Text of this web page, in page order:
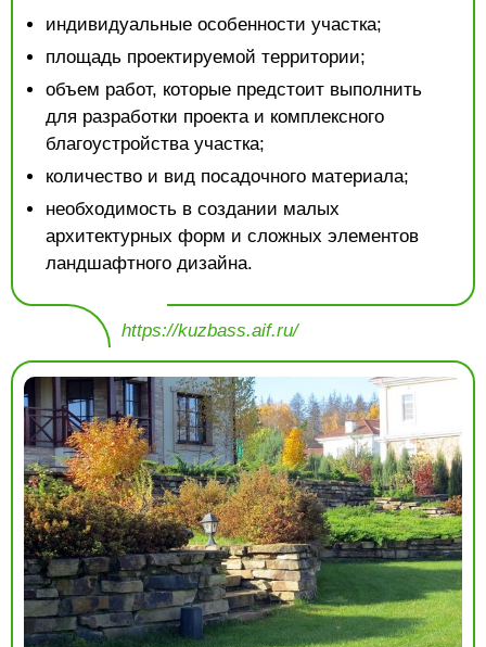
индивидуальные особенности участка;
площадь проектируемой территории;
объем работ, которые предстоит выполнить
для разработки проекта и комплексного
благоустройства участка;
количество и вид посадочного материала;
необходимость в создании малых
архитектурных форм и сложных элементов
ландшафтного дизайна.
https://kuzbass.aif.ru/